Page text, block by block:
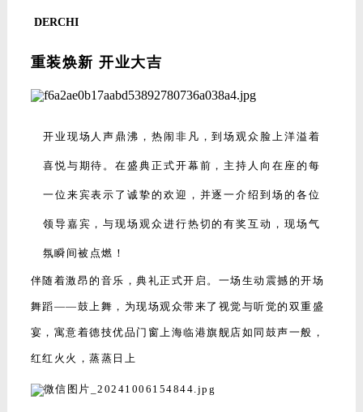
DERCHI
重装焕新 开业大吉
开业现场人声鼎沸，热闹非凡，到场观众脸上洋溢着
喜悦与期待。在盛典正式开幕前，主持人向在座的每
一位来宾表示了诚挚的欢迎，并逐一介绍到场的各位
领导嘉宾，与现场观众进行热切的有奖互动，现场气
氛瞬间被点燃！
伴随着激昂的音乐，典礼正式开启。一场生动震撼的开场
舞蹈——鼓上舞，为现场观众带来了视觉与听觉的双重盛
宴，寓意着德技优品门窗上海临港旗舰店如同鼓声一般，
红红火火，蒸蒸日上